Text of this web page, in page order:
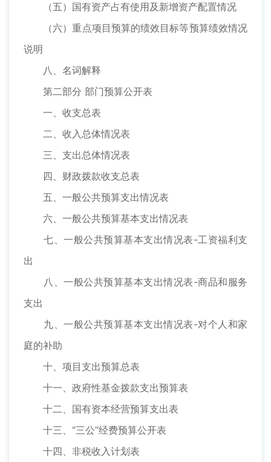
（五）国有资产占有使用及新增资产配置情况
（六）重点项目预算的绩效目标等预算绩效情况
说明
八、名词解释
第二部分 部门预算公开表
一、收支总表
二、收入总体情况表
三、支出总体情况表
四、财政拨款收支总表
五、一般公共预算支出情况表
六、一般公共预算基本支出情况表
七、一般公共预算基本支出情况表-工资福利支
出
八、一般公共预算基本支出情况表-商品和服务
支出
九、一般公共预算基本支出情况表-对个人和家
庭的补助
十、项目支出预算总表
十一、政府性基金拨款支出预算表
十二、国有资本经营预算支出表
十三、“三公”经费预算公开表
十四、非税收入计划表